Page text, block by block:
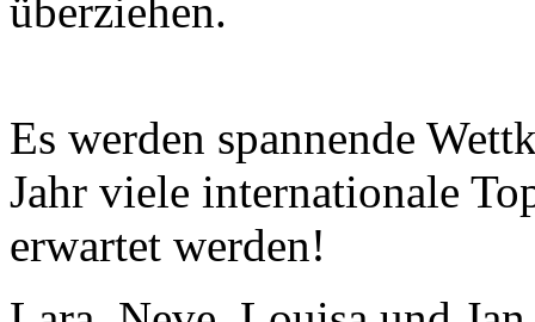
überziehen.
Es werden spannende
Jahr viele internationale
erwartet werden!